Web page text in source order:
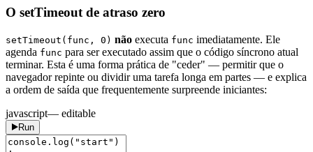
O setTimeout de atraso zero
setTimeout(func, 0) não executa func imediatamente. Ele
agenda func para ser executado assim que o código síncrono atual
terminar. Esta é uma forma prática de "ceder" — permitir que o
navegador repinte ou dividir uma tarefa longa em partes — e explica
a ordem de saída que frequentemente surpreende iniciantes:
javascript— editable
Run